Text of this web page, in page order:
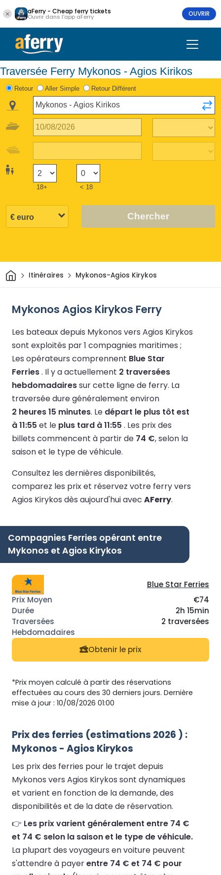
aFerry - Cheap ferry tickets
Ouvrir dans l'app aFerry OUVRIR
Traversée Ferry Mykonos - Agios Kirikos
Retour Aller Simple Retour Différent
18+ < 18
Chercher
Maison
Itinéraires Mykonos-Agios Kirykos
Mykonos Agios Kirykos Ferry
Les bateaux depuis Mykonos vers Agios Kirykos
sont exploités par 1 compagnies maritimes ;
Les opérateurs comprennent Blue Star
Ferries. Il y a actuellement 2 traversées
hebdomadairessur cette ligne de ferry. La
traversée dure généralement environ
2 heures 15 minutes. Le départ le plus tôt est
à 11:55 et le plus tard à 11:55 . Les prix des
billets commencent à partir de 74 €, selon la
saison et le type de véhicule.
Consultez les dernières disponibilités,
comparez les prix et réservez votre ferry vers
Agios Kirykos dès aujourd'hui avec AFerry.
Compagnies Ferries opérant entre
Mykonos et Agios Kirykos
Blue Star Ferries
€74
2h 15min
2 traversées
Obtenir le prix
*Prix moyen calculé à partir des réservations
effectuées au cours des 30 derniers jours. Dernière
mise à jour : 10/08/2026 01:00
Prix des ferries (estimations 2026 ) :
Mykonos - Agios Kirykos
Les prix des ferries pour le trajet depuis
Mykonos vers Agios Kirykos sont dynamiques
et varient en fonction de la demande, des
disponibilités et de la date de réservation.
👉 Les prix varient généralement entre 74 €
et 74 € selon la saison et le type de véhicule.
La plupart des voyageurs en voiture peuvent
s'attendre à payerentre 74 € et 74 € pour